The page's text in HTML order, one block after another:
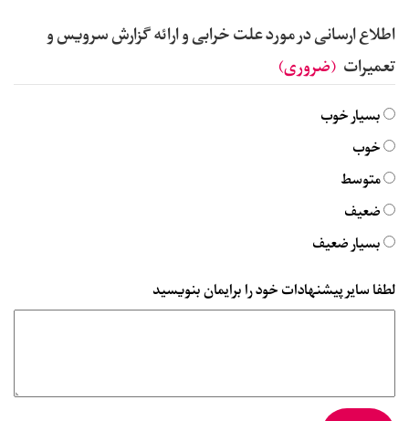
اطلاع ارسانی در مورد علت خرابی و ارائه گزارش سرویس و
تعمیرات (ضروری)
بسیار خوب
خوب
متوسط
ضعیف
بسیار ضعیف
لطفا سایر پیشنهادات خود را برایمان بنویسید